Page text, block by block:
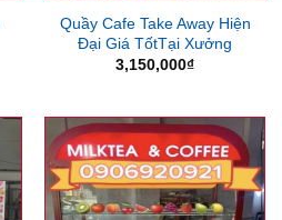
Quầy Cafe Take Away Hiện
Đại Giá TốtTại Xưởng
3,150,000₫